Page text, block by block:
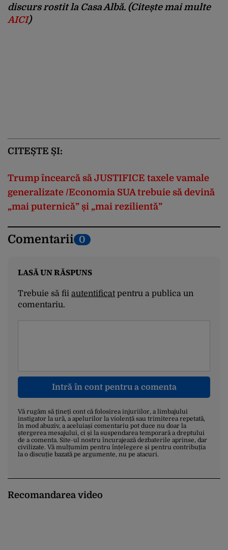
discurs rostit la Casa Albă. (Citește mai multe
AICI)
CITEȘTE ȘI:
Trump încearcă să JUSTIFICE taxele vamale
generalizate /Economia SUA trebuie să devină
„mai puternică” și „mai rezilientă”
Comentarii 0
LASĂ UN RĂSPUNS
Trebuie să fii autentificatpentru a publica un
comentariu.
Intră în cont pentru a comenta
Vă rugăm să țineți cont că folosirea injuriilor, a limbajului
instigator la ură, a apelurilor la violență sau trimiterea repetată,
în mod abuziv, a aceluiași comentariu pot duce nu doar la
ștergerea mesajului, ci și la suspendarea temporară a dreptului
de a comenta. Site-ul nostru încurajează dezbaterile aprinse, dar
civilizate. Vă mulțumim pentru înțelegere și pentru contribuția
la o discuție bazată pe argumente, nu pe atacuri.
Recomandarea video